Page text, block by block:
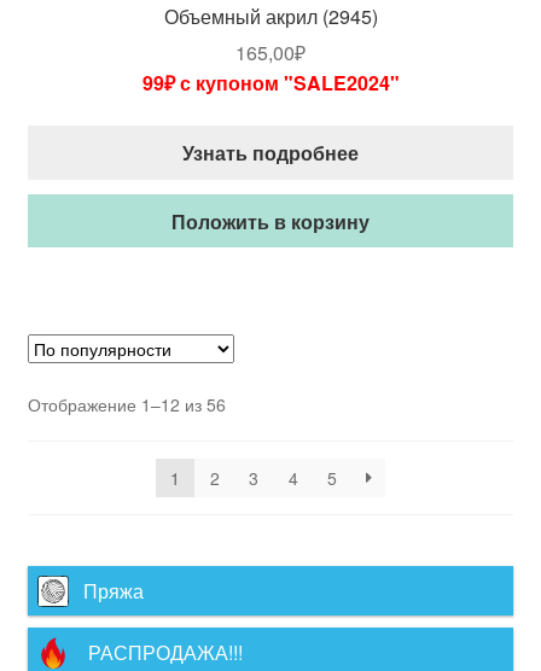
Объемный акрил (2945)
165,00₽
99₽ с купоном "SALE2024"
Узнать подробнее
Положить в корзину
Отображение 1–12 из 56
1 2 3 4 5
Пряжа
РАСПРОДАЖА!!!